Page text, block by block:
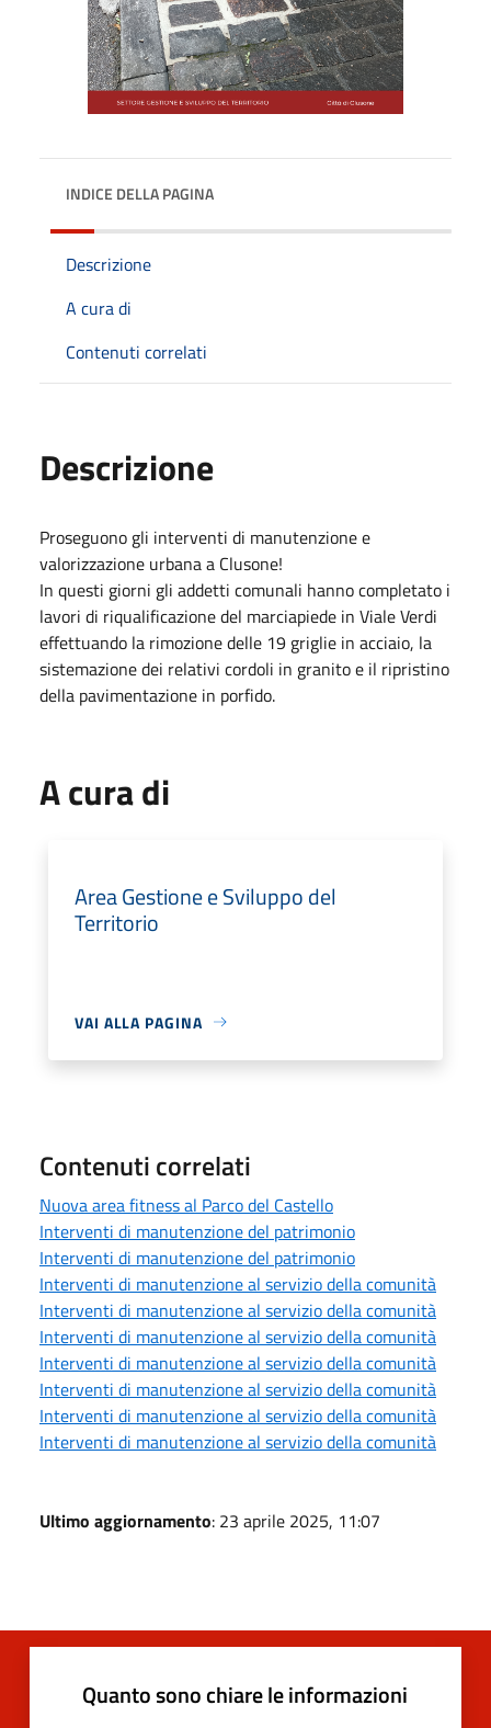
INDICE DELLA PAGINA
Descrizione
A cura di
Contenuti correlati
Descrizione
Proseguono gli interventi di manutenzione e
valorizzazione urbana a Clusone!
In questi giorni gli addetti comunali hanno completato i
lavori di riqualificazione del marciapiede in Viale Verdi
effettuando la rimozione delle 19 griglie in acciaio, la
sistemazione dei relativi cordoli in granito e il ripristino
della pavimentazione in porfido.
A cura di
Area Gestione e Sviluppo del
Territorio
VAI ALLA PAGINA
Contenuti correlati
Nuova area fitness al Parco del Castello
Interventi di manutenzione del patrimonio
Interventi di manutenzione del patrimonio
Interventi di manutenzione al servizio della comunità
Interventi di manutenzione al servizio della comunità
Interventi di manutenzione al servizio della comunità
Interventi di manutenzione al servizio della comunità
Interventi di manutenzione al servizio della comunità
Interventi di manutenzione al servizio della comunità
Interventi di manutenzione al servizio della comunità
Ultimo aggiornamento: 23 aprile 2025, 11:07
Quanto sono chiare le informazioni